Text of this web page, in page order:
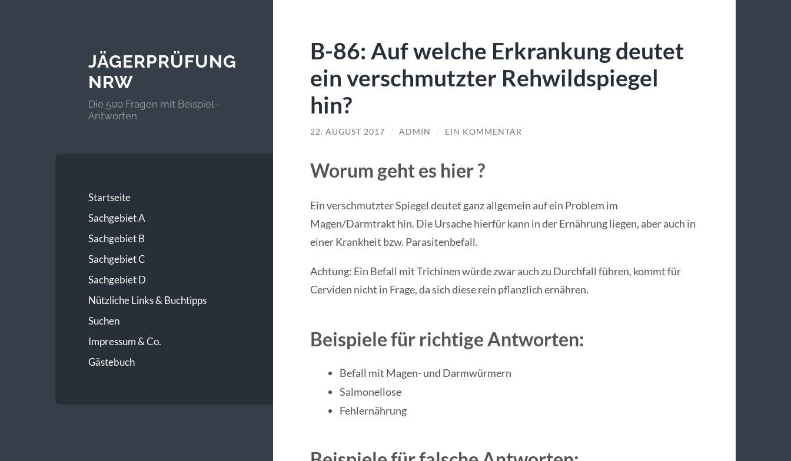
JÄGERPRÜFUNG
NRW
Die 500 Fragen mit Beispiel-
Antworten
Startseite
Sachgebiet A
Sachgebiet B
Sachgebiet C
Sachgebiet D
Nützliche Links & Buchtipps
Suchen
Impressum & Co.
Gästebuch
B-86: Auf welche Erkrankung deutet
ein verschmutzter Rehwildspiegel
hin?
22. AUGUST 2017 / ADMIN / EIN KOMMENTAR
Worum geht es hier ?
Ein verschmutzter Spiegel deutet ganz allgemein auf ein Problem im
Magen/Darmtrakt hin. Die Ursache hierfür kann in der Ernährung liegen, aber auch in
einer Krankheit bzw. Parasitenbefall.
Achtung: Ein Befall mit Trichinen würde zwar auch zu Durchfall führen, kommt für
Cerviden nicht in Frage, da sich diese rein pflanzlich ernähren.
Beispiele für richtige Antworten:
Befall mit Magen- und Darmwürmern
Salmonellose
Fehlernährung